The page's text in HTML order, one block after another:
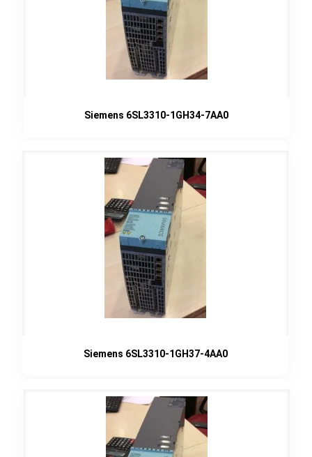
Siemens 6SL3310-1GH34-7AA0
Siemens 6SL3310-1GH37-4AA0